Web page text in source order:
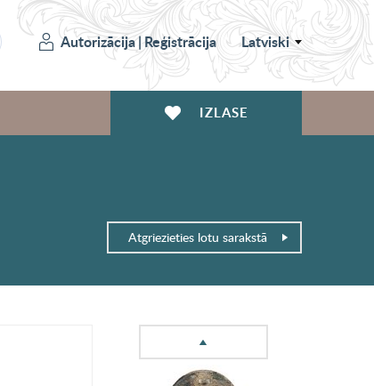
Autorizācija|Reģistrācija Latviski
IZLASE
Atgriezieties lotu sarakstā